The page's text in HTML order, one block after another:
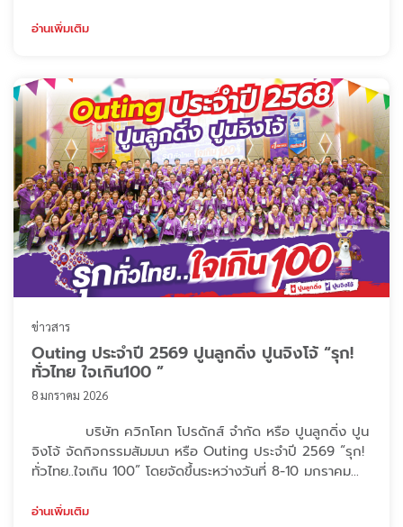
3 กุมภาพันธ์ 2569 ณ กองบัญชาการกองทัพบก
จำนวน 500 ขวด พร้ ...
อ่านเพิ่มเติม
ข่าวสาร
Outing ประจำปี 2569 ปูนลูกดิ่ง ปูนจิงโจ้ “รุก!
ทั่วไทย ใจเกิน100 ”
8 มกราคม 2026
บริษัท ควิกโคท โปรดักส์ จำกัด หรือ ปูนลูกดิ่ง ปูน
จิงโจ้ จัดกิจกรรมสัมมนา หรือ Outing ประจำปี 2569 “รุก!
ทั่วไทย..ใจเกิน 100” โดยจัดขึ้นระหว่างวันที่ 8-10 มกราคม
3 วัน 2 คืน ทางบริษัทได้จัดกิจกรรมเวิร์คช็อป Team
อ่านเพิ่มเติม